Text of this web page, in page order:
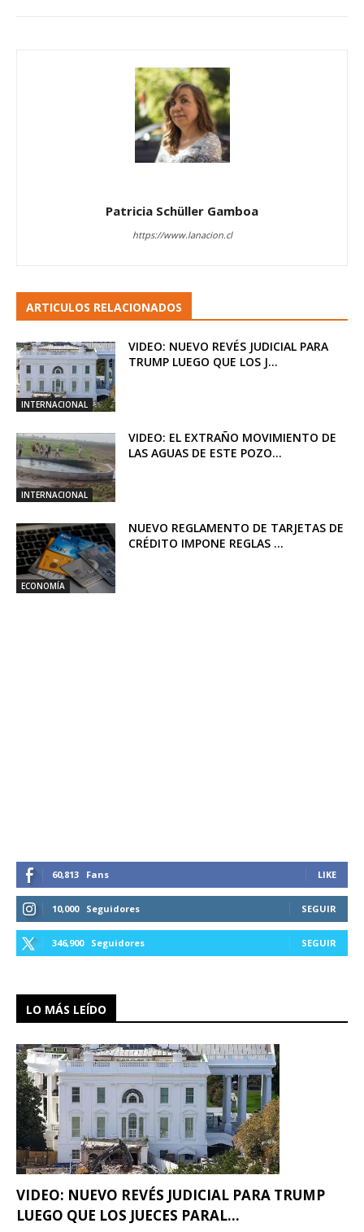
Patricia Schüller Gamboa
https://www.lanacion.cl
ARTICULOS RELACIONADOS
INTERNACIONAL
VIDEO: NUEVO REVÉS JUDICIAL PARA
TRUMP LUEGO QUE LOS J...
INTERNACIONAL
VIDEO: EL EXTRAÑO MOVIMIENTO DE
LAS AGUAS DE ESTE POZO...
ECONOMÍA
NUEVO REGLAMENTO DE TARJETAS DE
CRÉDITO IMPONE REGLAS ...
60,813 Fans LIKE
10,000 Seguidores SEGUIR
346,900 Seguidores SEGUIR
LO MÁS LEÍDO
VIDEO: NUEVO REVÉS JUDICIAL PARA TRUMP
LUEGO QUE LOS JUECES PARAL...